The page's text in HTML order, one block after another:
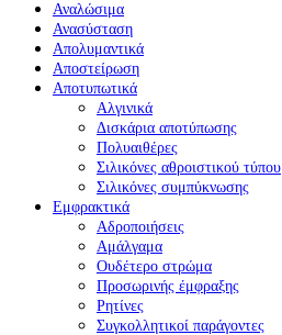
Αναλώσιμα
Ανασύσταση
Απολυμαντικά
Αποστείρωση
Αποτυπωτικά
Αλγινικά
Δισκάρια αποτύπωσης
Πολυαιθέρες
Σιλικόνες αθροιστικού τύπου
Σιλικόνες συμπύκνωσης
Εμφρακτικά
Αδροποιήσεις
Αμάλγαμα
Ουδέτερο στρώμα
Προσωρινής έμφραξης
Ρητίνες
Συγκολλητικοί παράγοντες